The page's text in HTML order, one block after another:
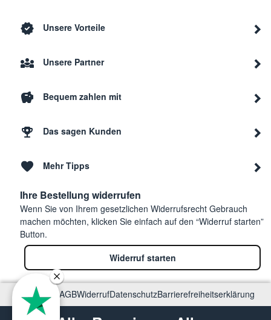
Unsere Vorteile
Unsere Partner
Bequem zahlen mit
Das sagen Kunden
Mehr Tipps
Ihre Bestellung widerrufen
Wenn Sie von Ihrem gesetzlichen Widerrufsrecht Gebrauch
machen möchten, klicken Sie einfach auf den “Widerruf starten”
Button.
Widerruf starten
ImpressumAGBWiderrufDatenschutzBarrierefreiheitserklärung